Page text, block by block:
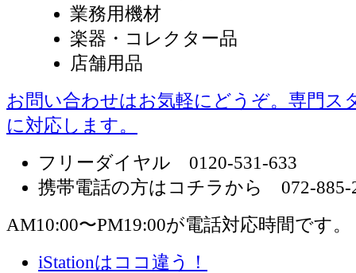
業務用機材
楽器・コレクター品
店舗用品
お問い合わせはお気軽にどうぞ。専門ス
に対応します。
フリーダイヤル 0120-531-633
携帯電話の方はコチラから 072-885-
AM10:00〜PM19:00が電話対応時間です。
iStationはココ違う！